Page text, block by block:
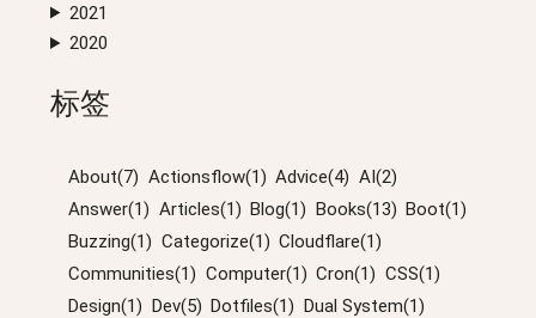
2021
2020
标签
About(7) Actionsflow(1) Advice(4) AI(2)
Answer(1) Articles(1) Blog(1) Books(13) Boot(1)
Buzzing(1) Categorize(1) Cloudflare(1)
Communities(1) Computer(1) Cron(1) CSS(1)
Design(1) Dev(5) Dotfiles(1) Dual System(1)